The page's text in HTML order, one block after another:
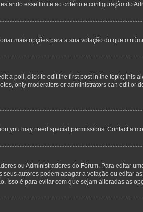
esse limite ao critério e configuração do
mais opções para a sua votação do que o
a poll, click to edit the first post in the topic; this
only moderators or administrators can edit or
you may need special permissions. Contact a
ou Administradores do Fórum. Para editar
autores podem apagar a votação ou editar
é para evitar com que sejam alteradas as